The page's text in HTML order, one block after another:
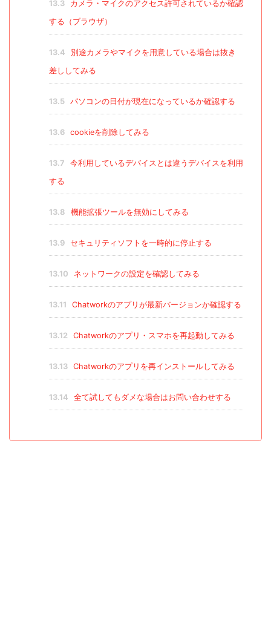
13.3
カメラ・マイクのアクセス許可されているか確認
する（ブラウザ）
13.4
別途カメラやマイクを用意している場合は抜き
差ししてみる
13.5 パソコンの日付が現在になっているか確認する
13.6 cookieを削除してみる
13.7
今利用しているデバイスとは違うデバイスを利用
する
13.8 機能拡張ツールを無効にしてみる
13.9 セキュリティソフトを一時的に停止する
13.10 ネットワークの設定を確認してみる
13.11 Chatworkのアプリが最新バージョンか確認する
13.12 Chatworkのアプリ・スマホを再起動してみる
13.13 Chatworkのアプリを再インストールしてみる
13.14 全て試してもダメな場合はお問い合わせする